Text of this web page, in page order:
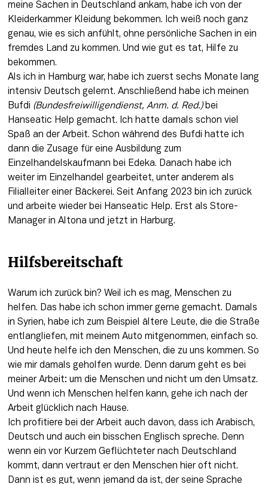
meine Sachen in Deutschland ankam, habe ich von der
Kleiderkammer Kleidung bekommen. Ich weiß noch ganz
genau, wie es sich anfühlt, ohne persönliche Sachen in ein
fremdes Land zu kommen. Und wie gut es tat, Hilfe zu
bekommen.
Als ich in Hamburg war, habe ich zuerst sechs Monate lang
intensiv Deutsch gelernt. Anschließend habe ich meinen
Bufdi (Bundesfreiwilligendienst, Anm. d. Red.) bei
Hanseatic Help gemacht. Ich hatte damals schon viel
Spaß an der Arbeit. Schon während des Bufdi hatte ich
dann die Zusage für eine Ausbildung zum
Einzelhandelskaufmann bei Edeka. Danach habe ich
weiter im Einzelhandel gearbeitet, unter anderem als
Filialleiter einer Bäckerei. Seit Anfang 2023 bin ich zurück
und arbeite wieder bei Hanseatic Help. Erst als Store-
Manager in Altona und jetzt in Harburg.
Hilfsbereitschaft
Warum ich zurück bin? Weil ich es mag, Menschen zu
helfen. Das habe ich schon immer gerne gemacht. Damals
in Syrien, habe ich zum Beispiel ältere Leute, die die Straße
entlangliefen, mit meinem Auto mitgenommen, einfach so.
Und heute helfe ich den Menschen, die zu uns kommen. So
wie mir damals geholfen wurde. Denn darum geht es bei
meiner Arbeit: um die Menschen und nicht um den Umsatz.
Und wenn ich Menschen helfen kann, gehe ich nach der
Arbeit glücklich nach Hause.
Ich profitiere bei der Arbeit auch davon, dass ich Arabisch,
Deutsch und auch ein bisschen Englisch spreche. Denn
wenn ein vor Kurzem Geflüchteter nach Deutschland
kommt, dann vertraut er den Menschen hier oft nicht.
Dann ist es gut, wenn jemand da ist, der seine Sprache